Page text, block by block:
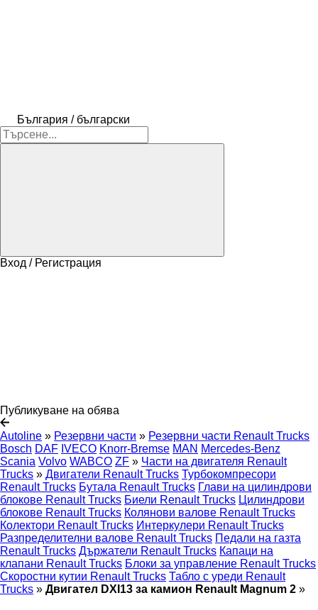
България / български
Вход / Регистрация
Публикуване на обява
Autoline » Резервни части » Резервни части Renault Trucks
Bosch DAF IVECO Knorr-Bremse MAN Mercedes-Benz
Scania Volvo WABCO ZF » Части на двигателя Renault
Trucks » Двигатели Renault Trucks Турбокомпресори
Renault Trucks Бутала Renault Trucks Глави на цилиндрови
блокове Renault Trucks Биели Renault Trucks Цилиндрови
блокове Renault Trucks Колянови валове Renault Trucks
Колектори Renault Trucks Интеркулери Renault Trucks
Разпределителни валове Renault Trucks Педали на газта
Renault Trucks Държатели Renault Trucks Капаци на
клапани Renault Trucks Блоки за управление Renault Trucks
Скоростни кутии Renault Trucks Табло с уреди Renault
Trucks » Двигател DXI13 за камион Renault Magnum 2 »